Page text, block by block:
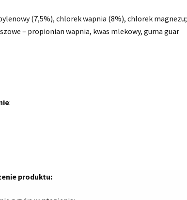
(7,5%), chlorek wapnia (8%), chlorek magnezu;
– propionian wapnia, kwas mlekowy, guma guar
:
produktu: